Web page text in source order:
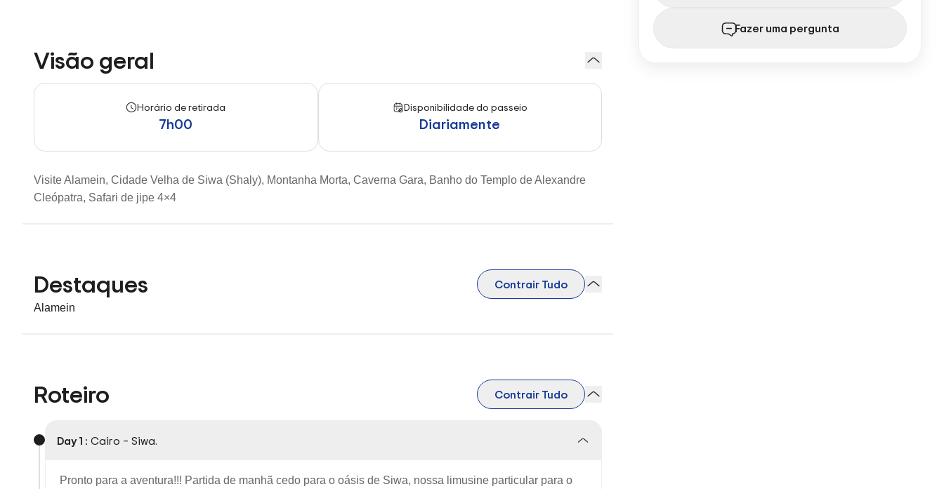
Visão geral
Horário de retirada
7h00
Disponibilidade do passeio
Diariamente
Visite Alamein, Cidade Velha de Siwa (Shaly), Montanha Morta, Caverna Gara, Banho do Templo de Alexandre
Cleópatra, Safari de jipe ​​4×4
Destaques Contrair Tudo
Alamein
Roteiro Contrair Tudo
Day 1 : Cairo – Siwa.
Pronto para a aventura!!! Partida de manhã cedo para o oásis de Siwa, nossa limusine particular para o
Fazer uma pergunta